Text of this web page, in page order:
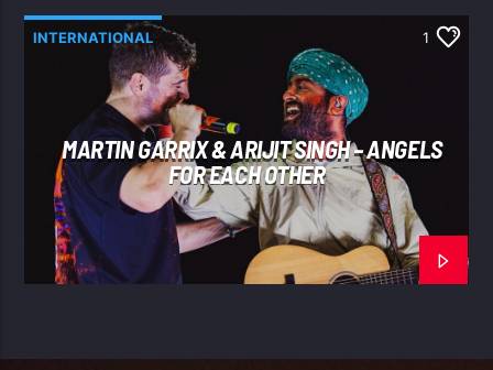
INTERNATIONAL 1
MARTIN GARRIX & ARIJIT SINGH – ANGELS
FOR EACH OTHER